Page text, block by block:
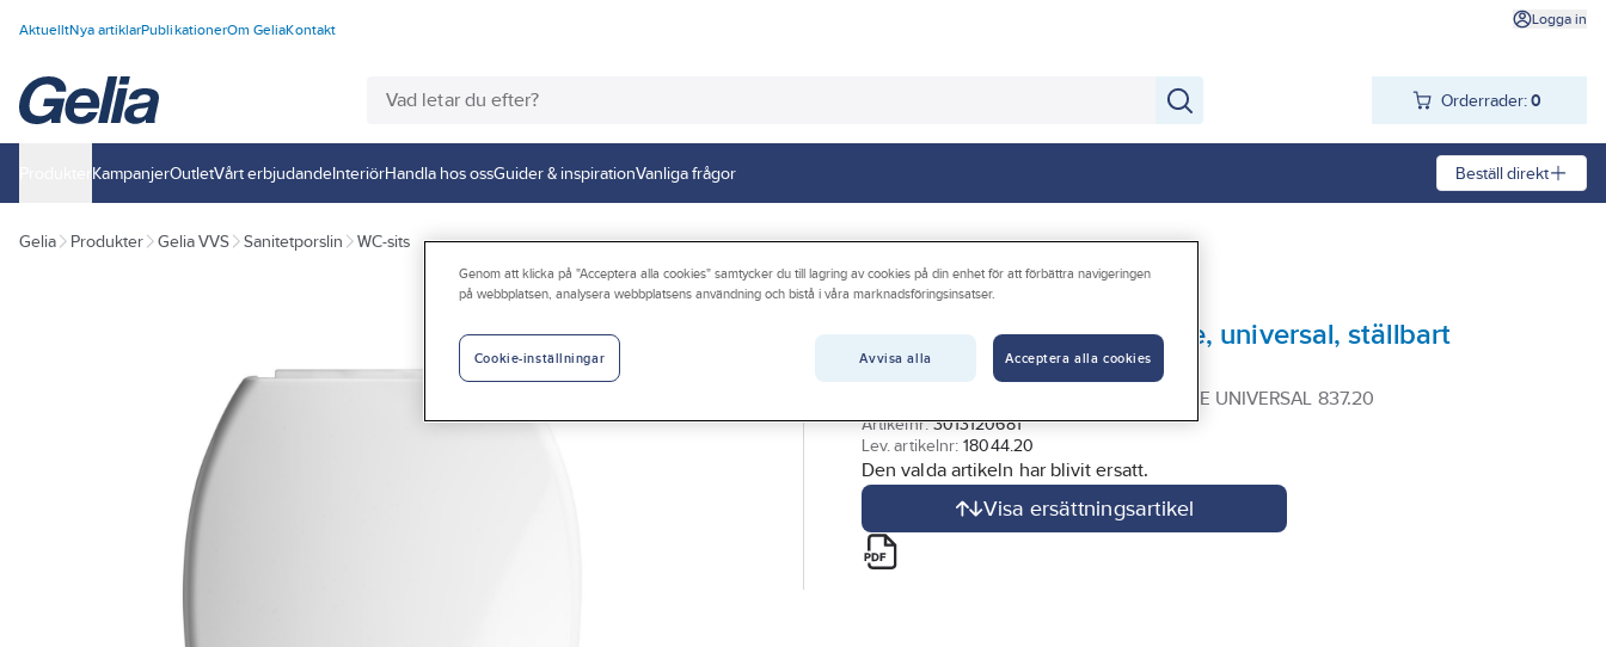
AktuelltNya artiklarPublikationerOm GeliaKontakt
Logga in
Orderrader: 0
KampanjerOutletVårt erbjudandeInteriörHandla hos ossGuider & inspirationVanliga frågor Beställ direkt
Gelia Produkter Gelia VVS Sanitetporslin WC-sits
WC-sits, mjuksits SoftClose, universal, ställbart
avstånd, Duraform
WC-SITS DURAFORM VIT PP SOFT CLOSE UNIVERSAL 837.20
Artikelnr: 3013120681
Lev. artikelnr: 18044.20
Den valda artikeln har blivit ersatt.
Visa ersättningsartikel
Genom att klicka på "Acceptera alla cookies" samtycker du till lagring av cookies på din enhet för att förbättra navigeringen
på webbplatsen, analysera webbplatsens användning och bistå i våra marknadsföringsinsatser.
Avvisa alla Acceptera alla cookies
Cookie-inställningar